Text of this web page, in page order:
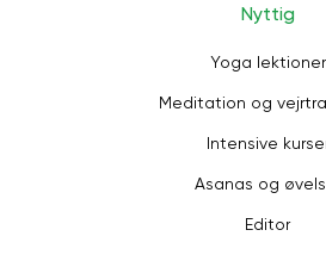
Nyttig
Yoga lektioner
Meditation og
Intensive
Asanas og
Editor